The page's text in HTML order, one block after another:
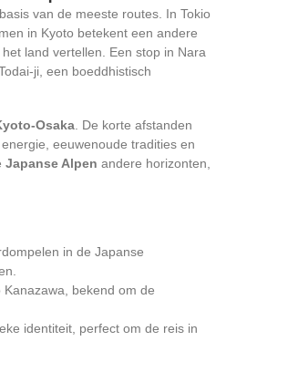
van de meeste routes. In Tokio
in Kyoto betekent een andere
land vertellen. Een stop in Nara
ji, een boeddhistisch
Osaka . De korte afstanden
eeuwenoude tradities en
Japanse Alpen andere horizonten,
in de Japanse
bekend om de
identiteit, perfect om de reis in